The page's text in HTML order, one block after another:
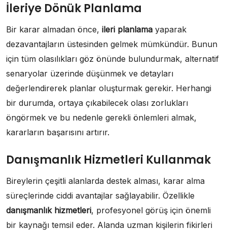
İleriye Dönük Planlama
Bir karar almadan önce, ileri planlama yaparak
dezavantajların üstesinden gelmek mümkündür. Bunun
için tüm olasılıkları göz önünde bulundurmak, alternatif
senaryolar üzerinde düşünmek ve detayları
değerlendirerek planlar oluşturmak gerekir. Herhangi
bir durumda, ortaya çıkabilecek olası zorlukları
öngörmek ve bu nedenle gerekli önlemleri almak,
kararların başarısını artırır.
Danışmanlık Hizmetleri Kullanmak
Bireylerin çeşitli alanlarda destek alması, karar alma
süreçlerinde ciddi avantajlar sağlayabilir. Özellikle
danışmanlık hizmetleri, profesyonel görüş için önemli
bir kaynağı temsil eder. Alanda uzman kişilerin fikirleri